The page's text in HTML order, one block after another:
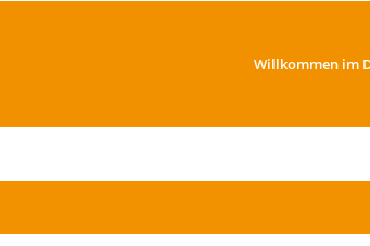
Willkommen im